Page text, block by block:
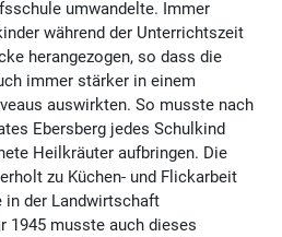
umwandelte. Immer
während der Unterrichtszeit
herangezogen, so dass die
immer stärker in einem
auswirkten. So musste nach
Ebersberg jedes Schulkind
Heilkräuter aufbringen. Die
zu Küchen- und Flickarbeit
in der Landwirtschaft
1945 musste auch dieses